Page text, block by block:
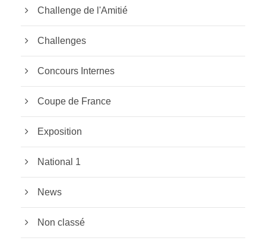
Challenge de l'Amitié
Challenges
Concours Internes
Coupe de France
Exposition
National 1
News
Non classé